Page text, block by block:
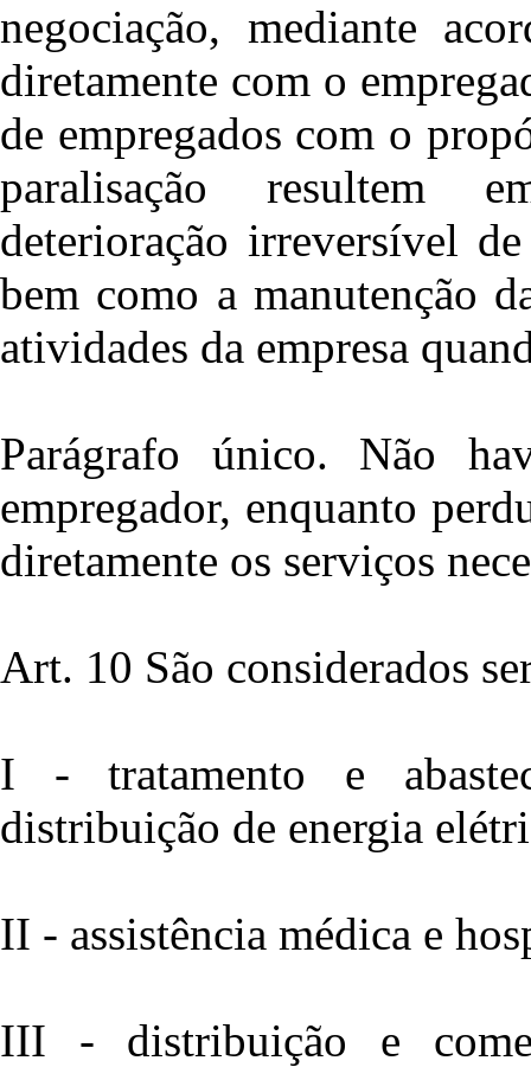
negociação, mediante
diretamente com o
de empregados com o
paralisação resultem
deterioração irreversível
bem como a manutenção
atividades da empresa
Parágrafo único. Não
empregador, enquanto
diretamente os serviços
Art. 10 São considerados
I - tratamento e
distribuição de energia
II - assistência médica e
III - distribuição e